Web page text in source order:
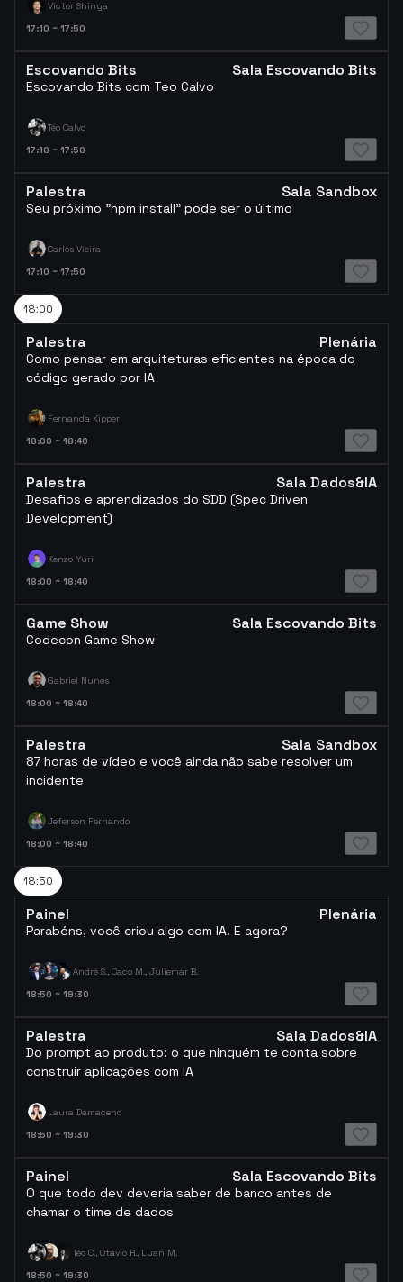
Victor Shinya
17:10 ~ 17:50
Escovando Bits Sala Escovando Bits
Escovando Bits com Teo Calvo
Téo Calvo
17:10 ~ 17:50
Palestra Sala Sandbox
Seu próximo "npm install" pode ser o último
Carlos Vieira
17:10 ~ 17:50
18:00
Palestra Plenária
Como pensar em arquiteturas eficientes na época do
código gerado por IA
Fernanda Kipper
18:00 ~ 18:40
Palestra Sala Dados&IA
Desafios e aprendizados do SDD (Spec Driven
Development)
Kenzo Yuri
18:00 ~ 18:40
Game Show Sala Escovando Bits
Codecon Game Show
Gabriel Nunes
18:00 ~ 18:40
Palestra Sala Sandbox
87 horas de vídeo e você ainda não sabe resolver um
incidente
Jeferson Fernando
18:00 ~ 18:40
18:50
Painel Plenária
Parabéns, você criou algo com IA. E agora?
André S., Caco M., Juliemar B.
18:50 ~ 19:30
Palestra Sala Dados&IA
Do prompt ao produto: o que ninguém te conta sobre
construir aplicações com IA
Laura Damaceno
18:50 ~ 19:30
Painel Sala Escovando Bits
O que todo dev deveria saber de banco antes de
chamar o time de dados
Téo C., Otávio R., Luan M.
18:50 ~ 19:30